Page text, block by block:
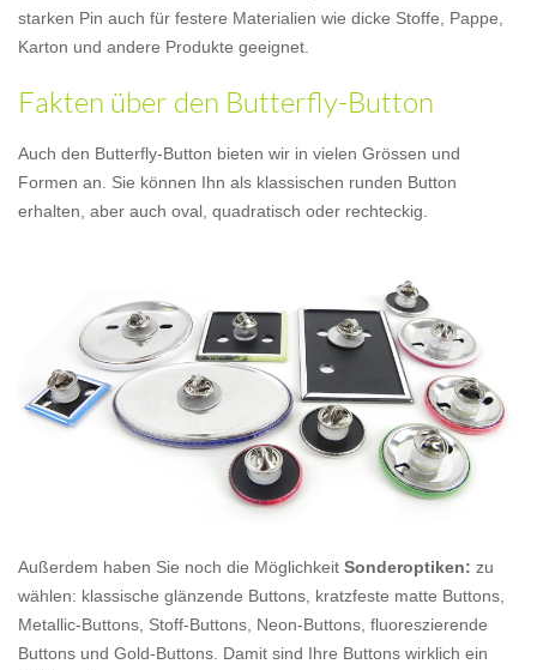
starken Pin auch für festere Materialien wie dicke Stoffe, Pappe,
Karton und andere Produkte geeignet.
Fakten über den Butterfly-Button
Auch den Butterfly-Button bieten wir in vielen Grössen und
Formen an. Sie können Ihn als klassischen runden Button
erhalten, aber auch oval, quadratisch oder rechteckig.
Außerdem haben Sie noch die Möglichkeit Sonderoptiken: zu
wählen: klassische glänzende Buttons, kratzfeste matte Buttons,
Metallic-Buttons, Stoff-Buttons, Neon-Buttons, fluoreszierende
Buttons und Gold-Buttons. Damit sind Ihre Buttons wirklich ein